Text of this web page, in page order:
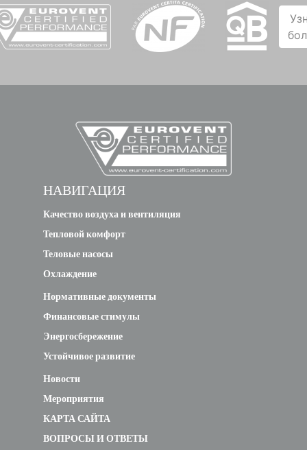
НАВИГАЦИЯ
Качество воздуха и вентиляция
Тепловой комфорт
Теловые насосы
Охлаждение
Нормативные документы
Финансовые стимулы
Энергосбережение
Устойчивое развитие
Новости
Мероприятия
КАРТА САЙТА
ВОПРОСЫ И ОТВЕТЫ